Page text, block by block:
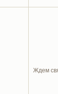
Ждем